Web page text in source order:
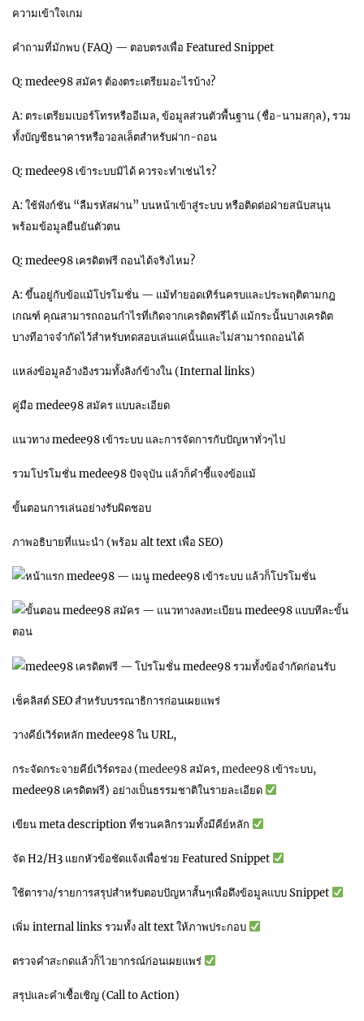
ความเข้าใจเกม
คำถามที่มักพบ (FAQ) — ตอบตรงเพื่อ Featured Snippet
Q: medee98 สมัคร ต้องตระเตรียมอะไรบ้าง?
A: ตระเตรียมเบอร์โทรหรืออีเมล, ข้อมูลส่วนตัวพื้นฐาน (ชื่อ-นามสกุล), รวม
ทั้งบัญชีธนาคารหรือวอลเล็ตสำหรับฝาก-ถอน
Q: medee98 เข้าระบบมิได้ ควรจะทำเช่นไร?
A: ใช้ฟังก์ชัน “ลืมรหัสผ่าน” บนหน้าเข้าสู่ระบบ หรือติดต่อฝ่ายสนับสนุน
พร้อมข้อมูลยืนยันตัวตน
Q: medee98 เครดิตฟรี ถอนได้จริงไหม?
A: ขึ้นอยู่กับข้อแม้โปรโมชั่น — แม้ทำยอดเทิร์นครบและประพฤติตามกฎ
เกณฑ์ คุณสามารถถอนกำไรที่เกิดจากเครดิตฟรีได้ แม้กระนั้นบางเครดิต
บางทีอาจจำกัดไว้สำหรับทดสอบเล่นแค่นั้นและไม่สามารถถอนได้
แหล่งข้อมูลอ้างอิงรวมทั้งลิงก์ข้างใน (Internal links)
คู่มือ medee98 สมัคร แบบละเอียด
แนวทาง medee98 เข้าระบบ และการจัดการกับปัญหาทั่วๆไป
รวมโปรโมชั่น medee98 ปัจจุบัน แล้วก็คำชี้แจงข้อแม้
ขั้นตอนการเล่นอย่างรับผิดชอบ
ภาพอธิบายที่แนะนำ (พร้อม alt text เพื่อ SEO)
เช็คลิสต์ SEO สำหรับบรรณาธิการก่อนเผยแพร่
วางคีย์เวิร์ดหลัก medee98 ใน URL,
กระจัดกระจายคีย์เวิร์ดรอง (medee98สมัคร,medee98 เข้าระบบ,
medee98 เครดิตฟรี) อย่างเป็นธรรมชาติในรายละเอียด
เขียน meta description ที่ชวนคลิกรวมทั้งมีคีย์หลัก
จัด H2/H3 แยกหัวข้อชัดแจ้งเพื่อช่วย Featured Snippet
ใช้ตาราง/รายการสรุปสำหรับตอบปัญหาสั้นๆเพื่อดึงข้อมูลแบบ Snippet
เพิ่ม internal links รวมทั้ง alt text ให้ภาพประกอบ
ตรวจคำสะกดแล้วก็ไวยากรณ์ก่อนเผยแพร่
สรุปและคำเชื้อเชิญ (Call to Action)